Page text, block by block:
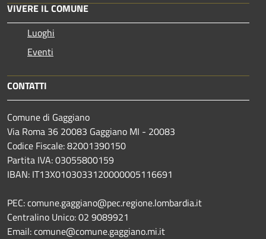
VIVERE IL COMUNE
Luoghi
Eventi
CONTATTI
Comune di Gaggiano
Via Roma 36 20083 Gaggiano MI - 20083
Codice Fiscale: 82001390150
Partita IVA: 03055800159
IBAN: IT13X0103033120000005116691
PEC: comune.gaggiano@pec.regione.lombardia.it
Centralino Unico: 02 9089921
Email: comune@comune.gaggiano.mi.it